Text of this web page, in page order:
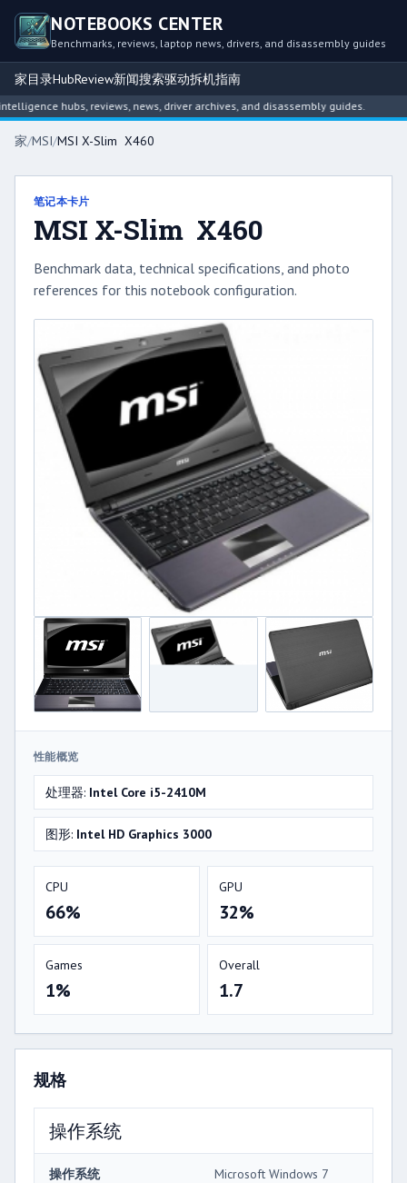
NOTEBOOKS CENTER
Benchmarks, reviews, laptop news, drivers, and disassembly guides
家目录HubReview新闻搜索驱动拆机指南
hubs, reviews, news, driver archives, and disassembly guides.
家/MSI/MSI X-Slim X460
笔记本卡片
MSI X-Slim X460
Benchmark data, technical specifications, and photo
references for this notebook configuration.
性能概览
处理器: Intel Core i5-2410M
图形: Intel HD Graphics 3000
CPU
66%
GPU
32%
Games
1%
Overall
1.7
规格
操作系统
操作系统 Microsoft Windows 7